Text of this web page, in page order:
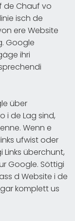
de Chauf vo
isch de
ere Website
Google
ihri
über
i de Lag sind,
Wenn e
ufwist oder
überchunt,
Google. Söttigi
d Website i de
komplett us